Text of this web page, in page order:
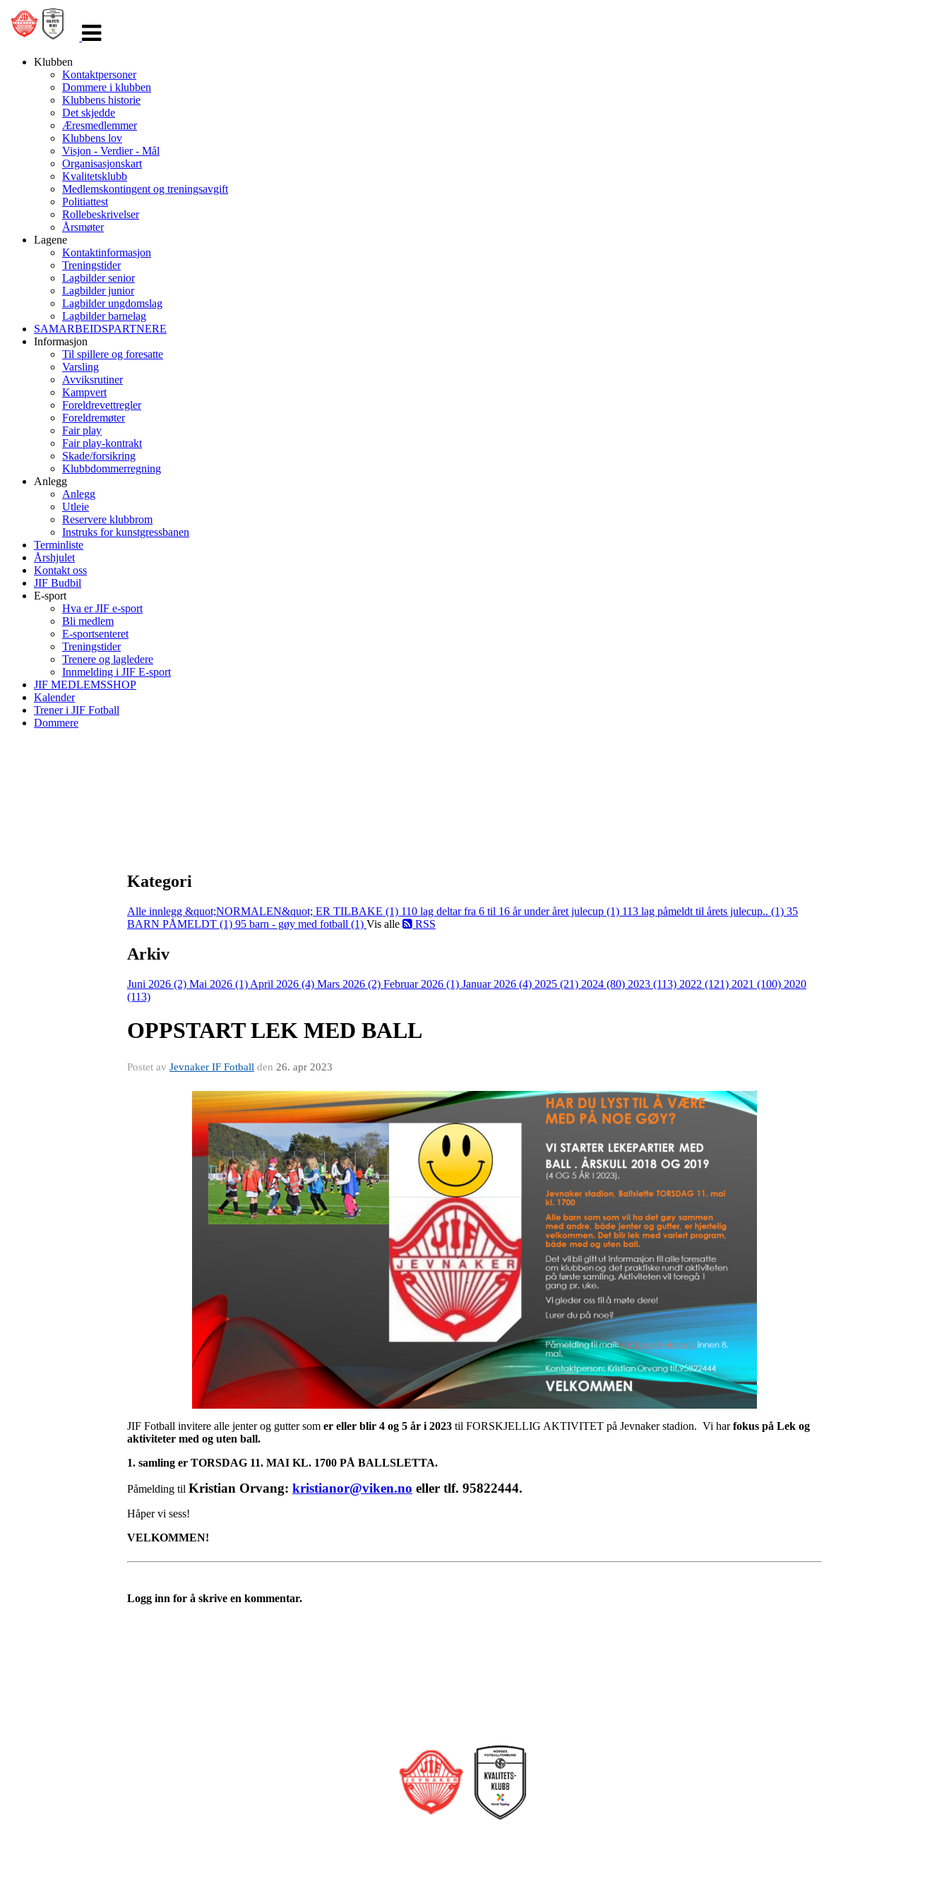
navigasjon
Klubben
Kontaktpersoner
Dommere i klubben
Klubbens historie
Det skjedde
Æresmedlemmer
Klubbens lov
Visjon - Verdier - Mål
Organisasjonskart
Kvalitetsklubb
Medlemskontingent og treningsavgift
Politiattest
Rollebeskrivelser
Årsmøter
Lagene
Kontaktinformasjon
Treningstider
Lagbilder senior
Lagbilder junior
Lagbilder ungdomslag
Lagbilder barnelag
SAMARBEIDSPARTNERE
Informasjon
Til spillere og foresatte
Varsling
Avviksrutiner
Kampvert
Foreldrevettregler
Foreldremøter
Fair play
Fair play-kontrakt
Skade/forsikring
Klubbdommerregning
Anlegg
Anlegg
Utleie
Reservere klubbrom
Instruks for kunstgressbanen
Terminliste
Årshjulet
Kontakt oss
JIF Budbil
E-sport
Hva er JIF e-sport
Bli medlem
E-sportsenteret
Treningstider
Trenere og lagledere
Innmelding i JIF E-sport
JIF MEDLEMSSHOP
Kalender
Trener i JIF Fotball
Dommere
Kategori
Alle innlegg &quot;NORMALEN&quot; ER TILBAKE (1) 110 lag deltar fra 6 til 16 år under året julecup (1) 113 lag påmeldt til årets julecup.. (1) 35
BARN PÅMELDT (1) 95 barn - gøy med fotball (1) Vis alle RSS
Arkiv
Juni 2026 (2) Mai 2026 (1) April 2026 (4) Mars 2026 (2) Februar 2026 (1) Januar 2026 (4) 2025 (21) 2024 (80) 2023 (113) 2022 (121) 2021 (100) 2020
(113)
OPPSTART LEK MED BALL
Postet av Jevnaker IF Fotball den 26. apr 2023
JIF Fotball invitere alle jenter og gutter som er eller blir 4 og 5 år i 2023 til FORSKJELLIG AKTIVITET på Jevnaker stadion. Vi harfokus på Lek og
aktiviteter med og uten ball.
1. samling er TORSDAG 11. MAI KL. 1700 PÅ BALLSLETTA.
Påmelding til Kristian Orvang: kristianor@viken.no eller tlf. 95822444.
Håper vi sess!
VELKOMMEN!
Logg inn for å skrive en kommentar.